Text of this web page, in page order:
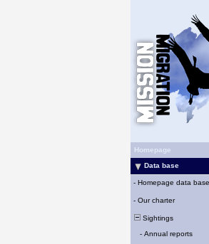
Homepage
Data base
- Homepage data base
- Our charter
Sightings
- Annual reports